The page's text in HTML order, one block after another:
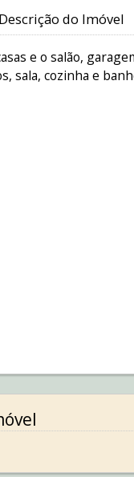
Descrição do Imóvel
e o salão,
sala, cozinha e